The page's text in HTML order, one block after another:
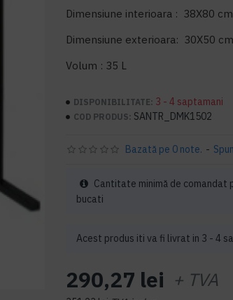
Dimensiune interioara : 38X80 cm
Dimensiune exterioara: 30X50 cm
Volum : 35 L
DISPONIBILITATE: 3 - 4 saptamani
COD PRODUS: SANTR_DMK1502
Acest produs iti va fi livrat in 3 - 4
Bazată pe 0 note. -
290,27 lei + TVA
Cantitate minimă de
bucati